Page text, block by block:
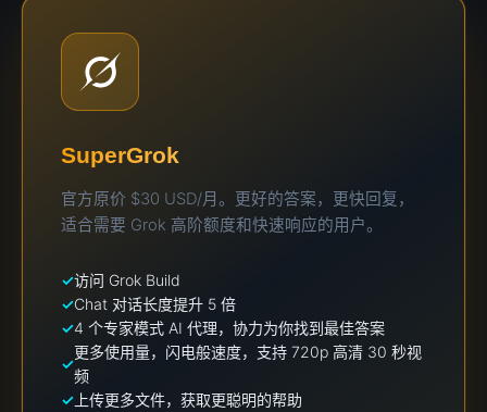
SuperGrok
官方原价 $30 USD/月。更好的答案，更快回复，
适合需要 Grok 高阶额度和快速响应的用户。
访问 Grok Build
Chat 对话长度提升 5 倍
4 个专家模式 AI 代理，协力为你找到最佳答案
更多使用量，闪电般速度，支持 720p 高清 30 秒视
频
上传更多文件，获取更聪明的帮助